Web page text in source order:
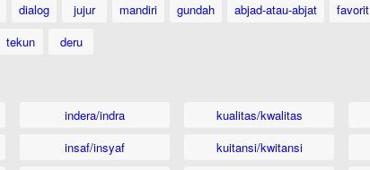
dialog jujur mandiri gundah abjad-atau-abjat favorit
tekun deru
indera/indra
insaf/insyaf
kualitas/kwalitas
kuitansi/kwitansi